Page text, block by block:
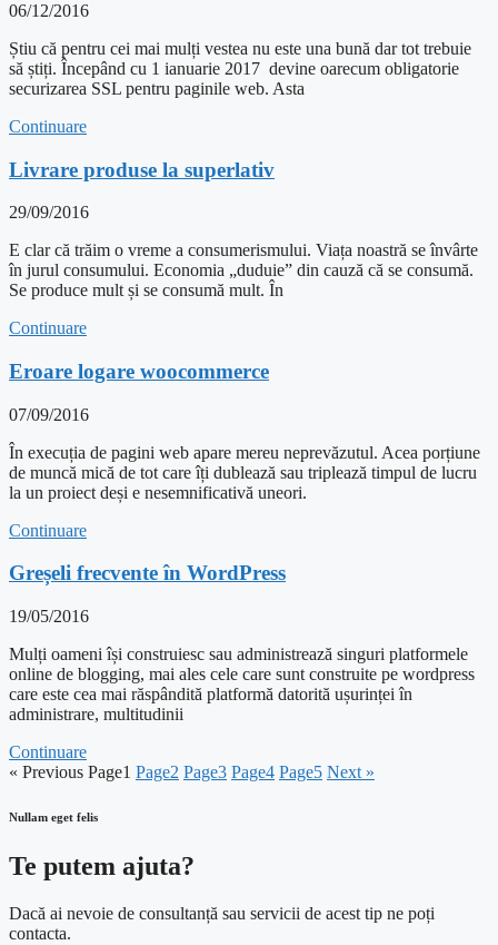
06/12/2016
Știu că pentru cei mai mulți vestea nu este una bună dar tot trebuie
să știți. Începând cu 1 ianuarie 2017 devine oarecum obligatorie
securizarea SSL pentru paginile web. Asta
Continuare
Livrare produse la superlativ
29/09/2016
E clar că trăim o vreme a consumerismului. Viața noastră se învârte
în jurul consumului. Economia „duduie” din cauză că se consumă.
Se produce mult și se consumă mult. În
Continuare
Eroare logare woocommerce
07/09/2016
În execuția de pagini web apare mereu neprevăzutul. Acea porțiune
de muncă mică de tot care îți dublează sau triplează timpul de lucru
la un proiect deși e nesemnificativă uneori.
Continuare
Greșeli frecvente în WordPress
19/05/2016
Mulți oameni își construiesc sau administrează singuri platformele
online de blogging, mai ales cele care sunt construite pe wordpress
care este cea mai răspândită platformă datorită ușurinței în
administrare, multitudinii
Continuare
« Previous Page1 Page2 Page3 Page4 Page5 Next »
Nullam eget felis
Te putem ajuta?
Dacă ai nevoie de consultanță sau servicii de acest tip ne poți
contacta.